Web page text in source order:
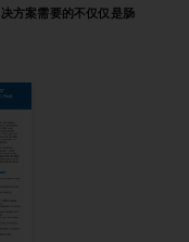
方案需要的不仅仅是肠